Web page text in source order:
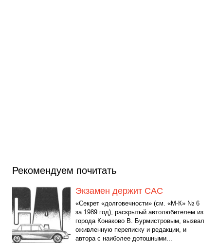
Рекомендуем почитать
Экзамен держит САС
«Секрет «долговечности» (см. «М-К» № 6
за 1989 год), раскрытый автолюбителем из
города Конаково В. Бурмистровым, вызвал
оживленную переписку и редакции, и
автора с наиболее дотошными...